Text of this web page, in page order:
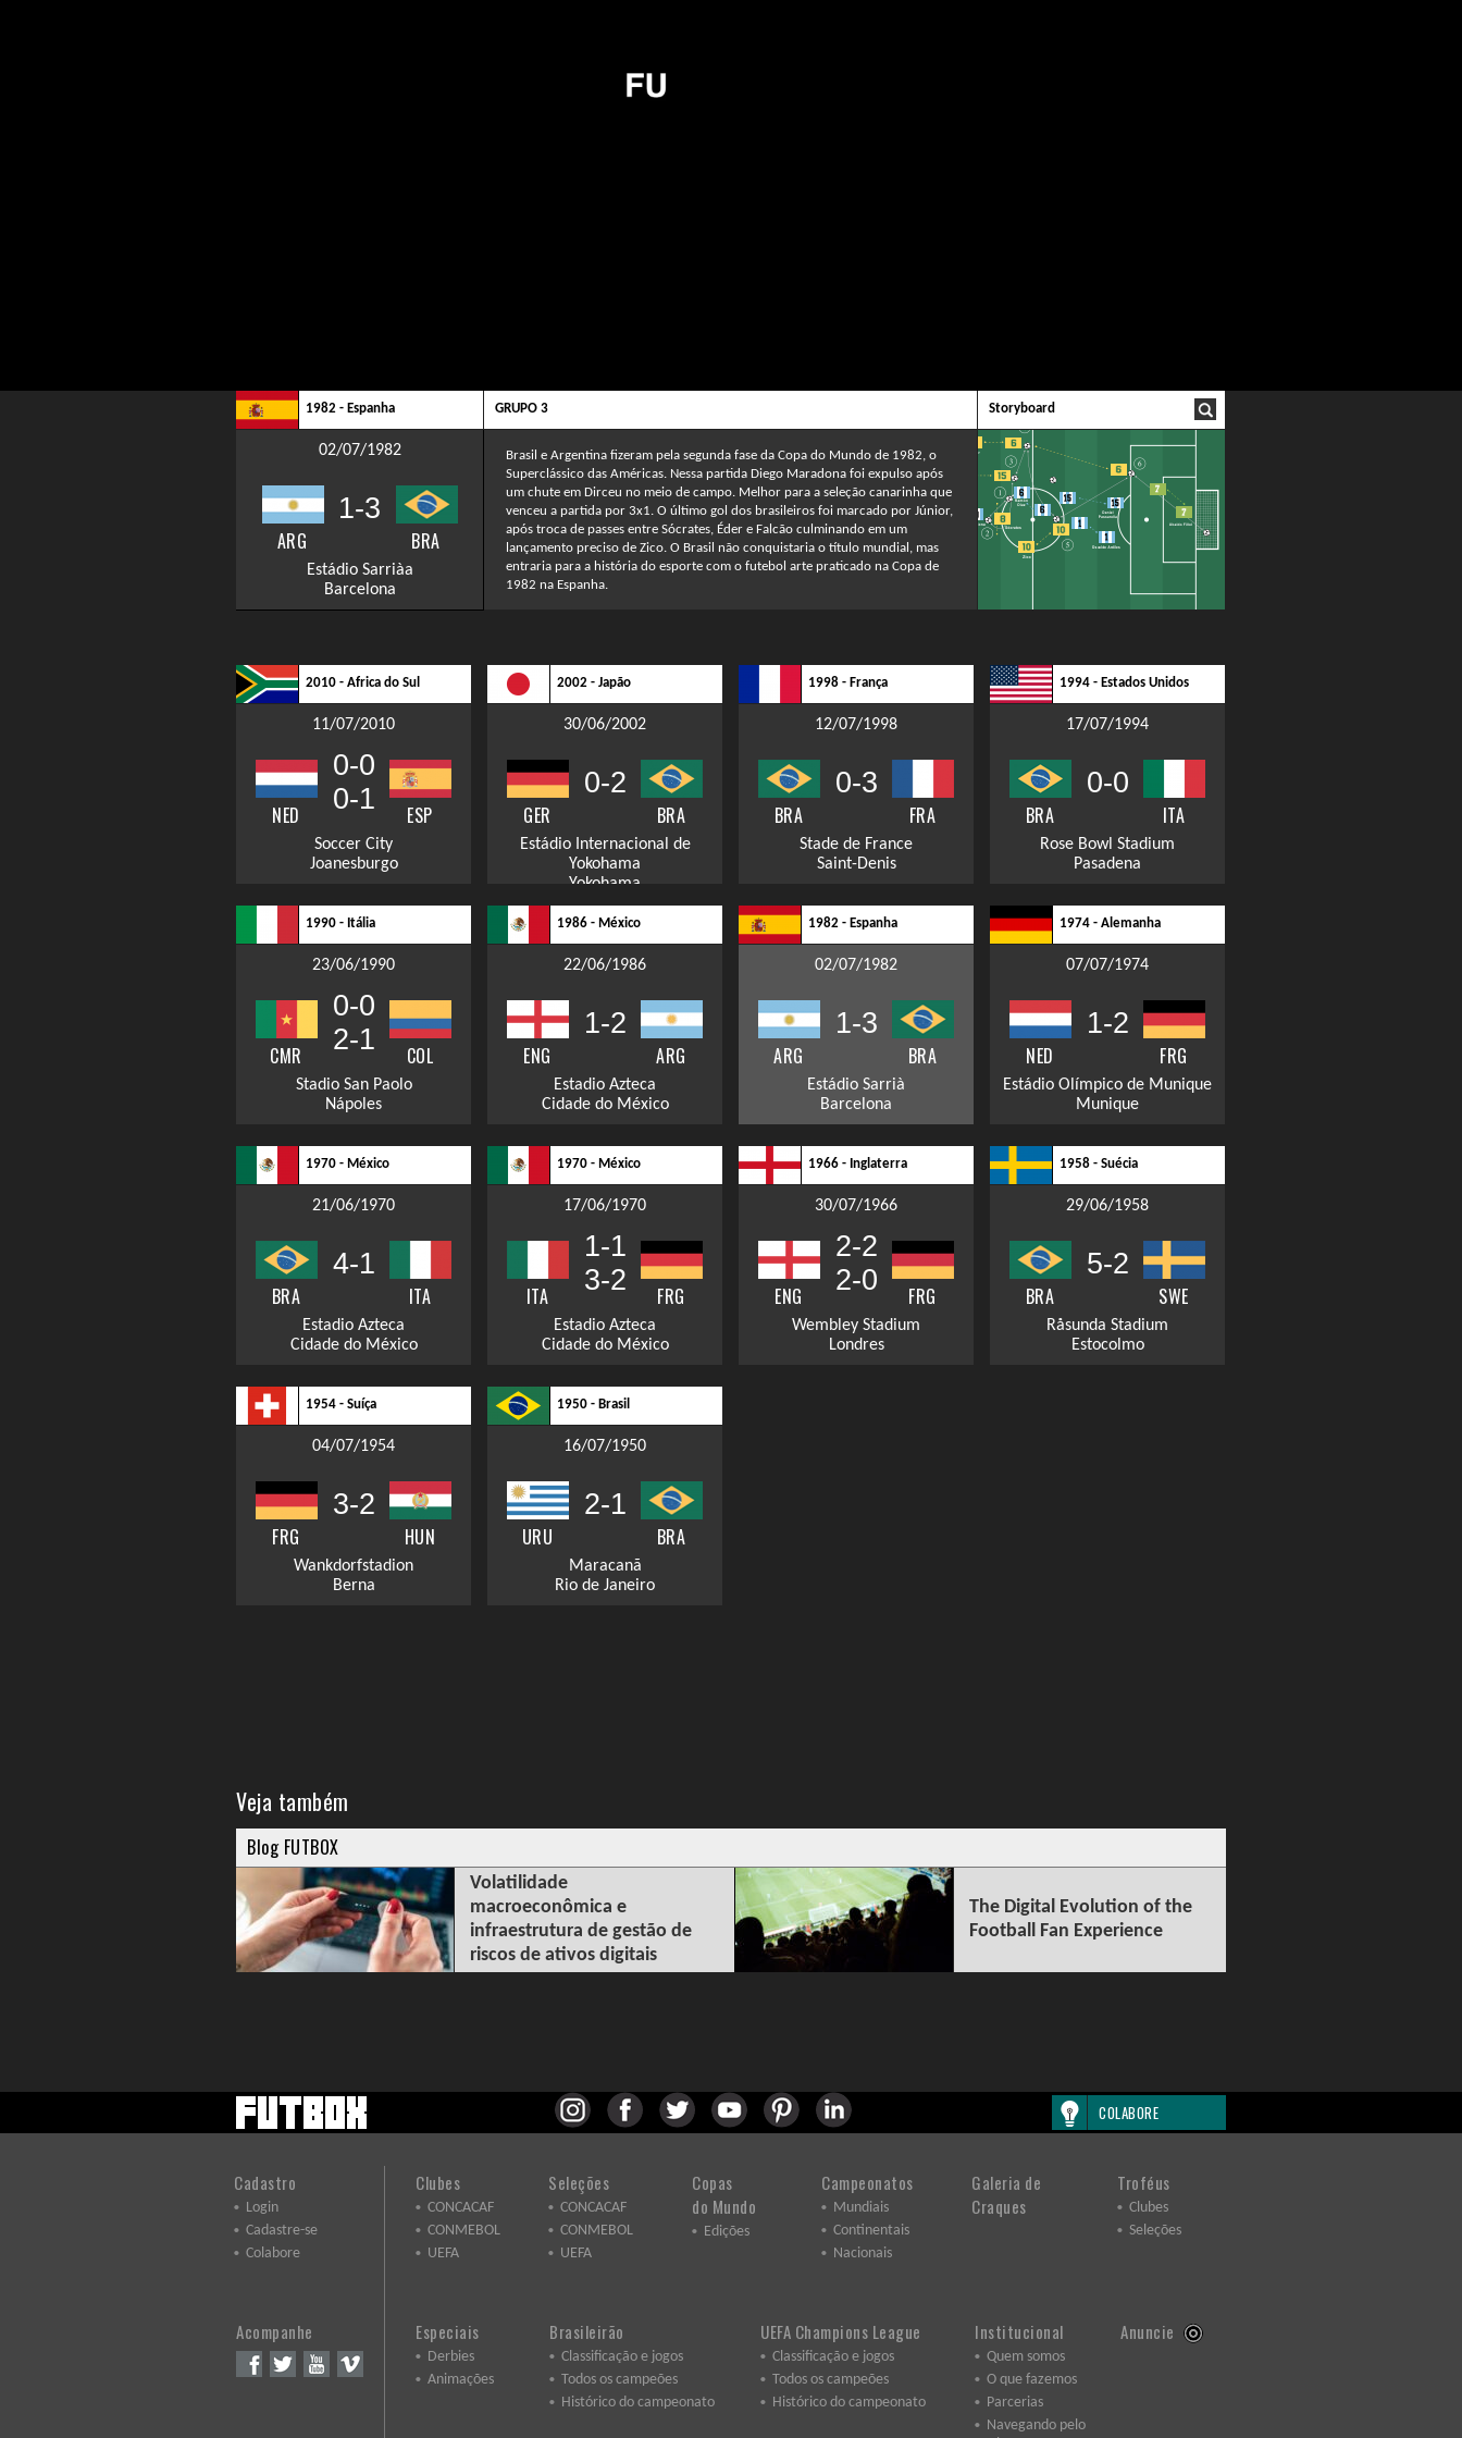
1982 - Espanha GRUPO 3 Storyboard
02/07/1982
ARG
1-3
BRA
Estádio Sarriàa
Barcelona
Brasil e Argentina fizeram pela segunda fase da Copa do Mundo de 1982, o
Superclássico das Américas. Nessa partida Diego Maradona foi expulso após
um chute em Dirceu no meio de campo. Melhor para a seleção canarinha que
venceu a partida por 3x1. O último gol dos brasileiros foi marcado por Júnior,
após troca de passes entre Sócrates, Éder e Falcão culminando em um
lançamento preciso de Zico. O Brasil não conquistaria o título mundial, mas
entraria para a história do esporte com o futebol arte praticado na Copa de
1982 na Espanha.
2010 - Africa do Sul
11/07/2010
NED
0-0
0-1
ESP
Soccer City
Joanesburgo
2002 - Japão
30/06/2002
GER
0-2
BRA
Estádio Internacional de
Yokohama
Yokohama
1998 - França
12/07/1998
BRA
0-3
FRA
Stade de France
Saint-Denis
1994 - Estados Unidos
17/07/1994
BRA
0-0
ITA
Rose Bowl Stadium
Pasadena
1990 - Itália
23/06/1990
CMR
0-0
2-1
COL
Stadio San Paolo
Nápoles
1986 - México
22/06/1986
ENG
1-2
ARG
Estadio Azteca
Cidade do México
1982 - Espanha
02/07/1982
ARG
1-3
BRA
Estádio Sarrià
Barcelona
1974 - Alemanha
07/07/1974
NED
1-2
FRG
Estádio Olímpico de Munique
Munique
1970 - México
21/06/1970
BRA
4-1
ITA
Estadio Azteca
Cidade do México
1970 - México
17/06/1970
ITA
1-1
3-2
FRG
Estadio Azteca
Cidade do México
1966 - Inglaterra
30/07/1966
ENG
2-2
2-0
FRG
Wembley Stadium
Londres
1958 - Suécia
29/06/1958
BRA
5-2
SWE
Råsunda Stadium
Estocolmo
1954 - Suíça
04/07/1954
FRG
3-2
HUN
Wankdorfstadion
Berna
1950 - Brasil
16/07/1950
URU
2-1
BRA
Maracanã
Rio de Janeiro
Veja também
Blog FUTBOX
Volatilidade
macroeconômica e
infraestrutura de gestão de
riscos de ativos digitais
The Digital Evolution of the
Football Fan Experience
COLABORE
Cadastro
Login
Cadastre-se
Colabore
Acompanhe
Clubes
CONCACAF
CONMEBOL
UEFA
Seleções
CONCACAF
CONMEBOL
UEFA
Copas
do Mundo
Edições
Campeonatos
Mundiais
Continentais
Nacionais
Galeria de
Craques
Troféus
Clubes
Seleções
Especiais
Derbies
Animações
Brasileirão
Classificação e jogos
Todos os campeões
Histórico do campeonato
UEFA Champions League
Classificação e jogos
Todos os campeões
Histórico do campeonato
Institucional
Quem somos
O que fazemos
Parcerias
Navegando pelo
Anuncie